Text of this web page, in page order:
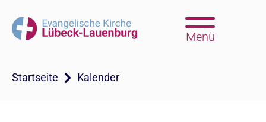
Menü
Startseite Kalender